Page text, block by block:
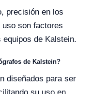
precisión en los
son factores
de Kalstein.
de Kalstein?
diseñados para ser